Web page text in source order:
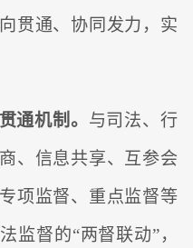
贯通、协同发力，实
通机制。 与司法、行
、信息共享、互参会
项监督、重点监督等
监督的“两督联动”，